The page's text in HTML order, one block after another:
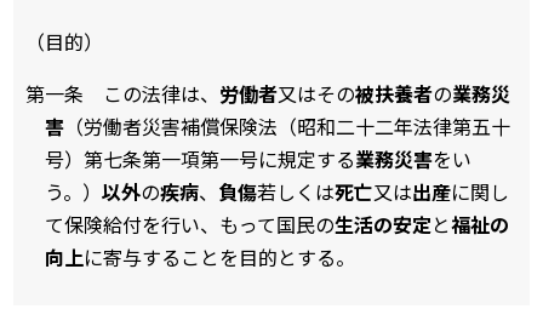
（目的）
第一条 この法律は、 労働者又はその被扶養者の業務災
害 （労働者災害補償保険法（昭和二十二年法律第五十
号）第七条第一項第一号に規定する業務災害をい
う。） 以外の疾病、 負傷若しくは死亡又は出産に関し
て保険給付を行い、もって国民の生活の安定と福祉の
向上に寄与することを目的とする。